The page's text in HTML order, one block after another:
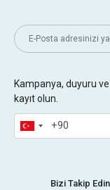
Kampanya, duyuru
kayıt olun.
Bizi Takip Edin